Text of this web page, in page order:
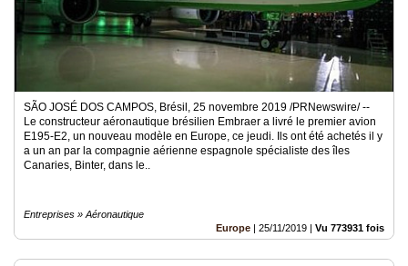
SÃO JOSÉ DOS CAMPOS, Brésil, 25 novembre 2019 /PRNewswire/ --
Le constructeur aéronautique brésilien Embraer a livré le premier avion
E195-E2, un nouveau modèle en Europe, ce jeudi. Ils ont été achetés il y
a un an par la compagnie aérienne espagnole spécialiste des îles
Canaries, Binter, dans le..
Entreprises » Aéronautique
Europe | 25/11/2019 | Vu 773931 fois